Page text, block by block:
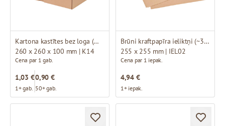
Kartona kastītes bez loga (mikrogofras)
260 x 260 x 100 mm | K14
Cena par 1 gab.
1,03 €
1+ gab.
0,90 €
50+ gab.
Brūni kraftpapīra ieliktņi (~340 loksnes)
255 x 255 mm | IEL02
Cena par 1 iepak.
4,94 €
1+ iepak.